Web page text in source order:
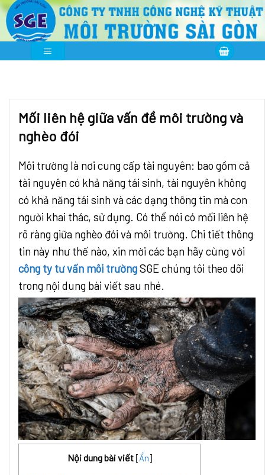
Skip
to
content
Mối liên hệ giữa vấn đề môi trường và
nghèo đói
Môi trường là nơi cung cấp tài nguyên: bao gồm cả
tài nguyên có khả năng tái sinh, tài nguyên không
có khả năng tái sinh và các dạng thông tin mà con
người khai thác, sử dụng. Có thể nói có mối liên hệ
rõ ràng giữa nghèo đói và môi trường. Chi tiết thông
tin này như thế nào, xin mời các bạn hãy cùng với
công ty tư vấn môi trườngSGE chúng tôi theo dõi
trong nội dung bài viết sau nhé.
Nội dung bài viết[Ẩn]